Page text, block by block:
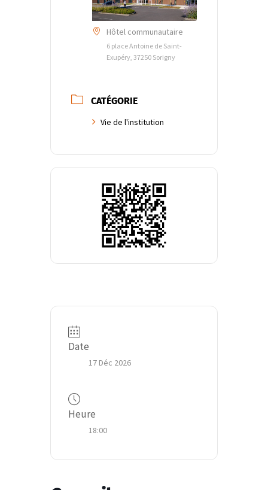
Hôtel communautaire
6 place Antoine de Saint-
Exupéry, 37250 Sorigny
CATÉGORIE
Vie de l'institution
Date
17 Déc 2026
Heure
18:00